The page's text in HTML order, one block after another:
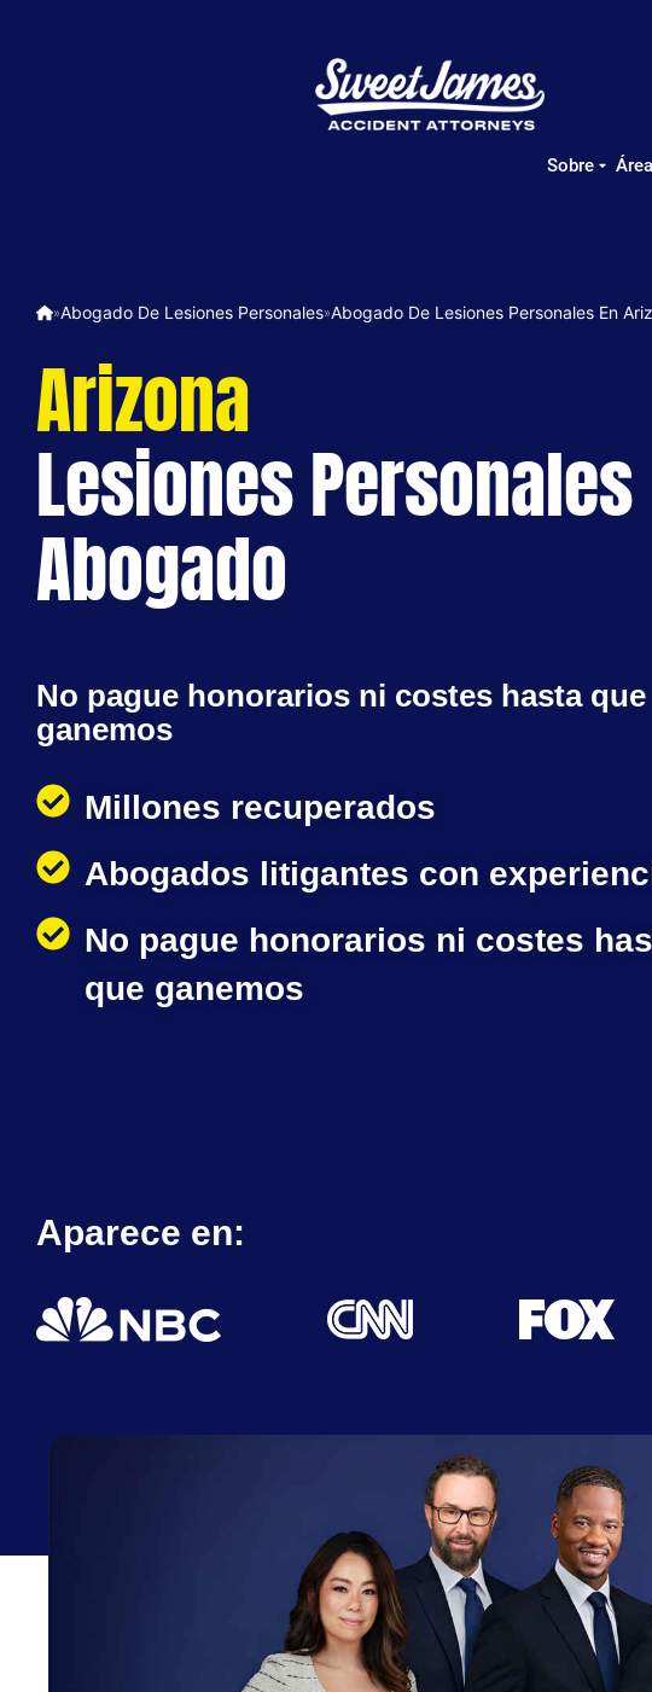
Sobre
»Abogado De Lesiones Personales»Abogado De Lesiones Personales En
Arizona
Lesiones Personales
Abogado
No pague honorarios ni costes hasta que
ganemos
Millones recuperados
Abogados litigantes con
No pague honorarios ni costes
que ganemos
Aparece en: